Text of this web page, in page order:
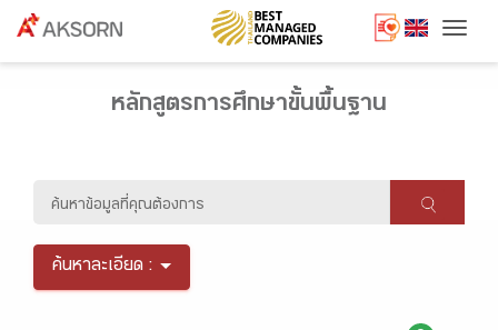
หลักสูตรการศึกษาขั้นพื้นฐาน
ค้นหาละเอียด :